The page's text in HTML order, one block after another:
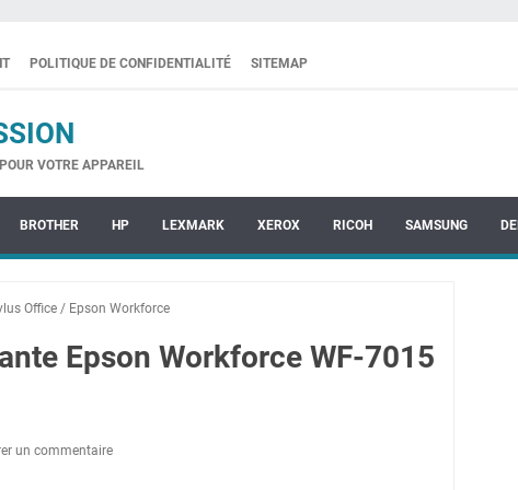
POLITIQUE DE CONFIDENTIALITÉ SITEMAP
VOTRE APPAREIL
BROTHER HP LEXMARK XEROX RICOH SAMSUNG
Office / Epson Workforce
Epson Workforce WF-7015
un commentaire